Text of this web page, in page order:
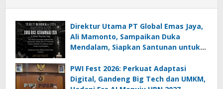
Direktur Utama PT Global Emas Jaya,
Ali Mamonto, Sampaikan Duka
Mendalam, Siapkan Santunan untuk
PWI Fest 2026: Perkuat Adaptasi
Digital, Gandeng Big Tech dan UMKM,